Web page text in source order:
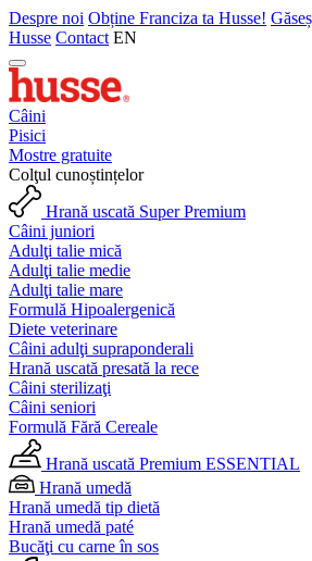
Despre noi Obține Franciza ta Husse!
Husse Contact EN
Câini
Pisici
Mostre gratuite
Colţul cunoștințelor
Hrană uscată Super Premium
Câini juniori
Adulţi talie mică
Adulţi talie medie
Adulţi talie mare
Formulă Hipoalergenică
Diete veterinare
Câini adulţi supraponderali
Hrană uscată presată la rece
Câini sterilizaţi
Câini seniori
Formulă Fără Cereale
Hrană uscată Premium ESSENTIAL
Hrană umedă
Hrană umedă tip dietă
Hrană umedă paté
Bucăţi cu carne în sos